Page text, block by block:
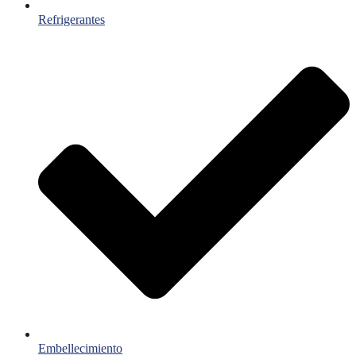
Refrigerantes
Embellecimiento